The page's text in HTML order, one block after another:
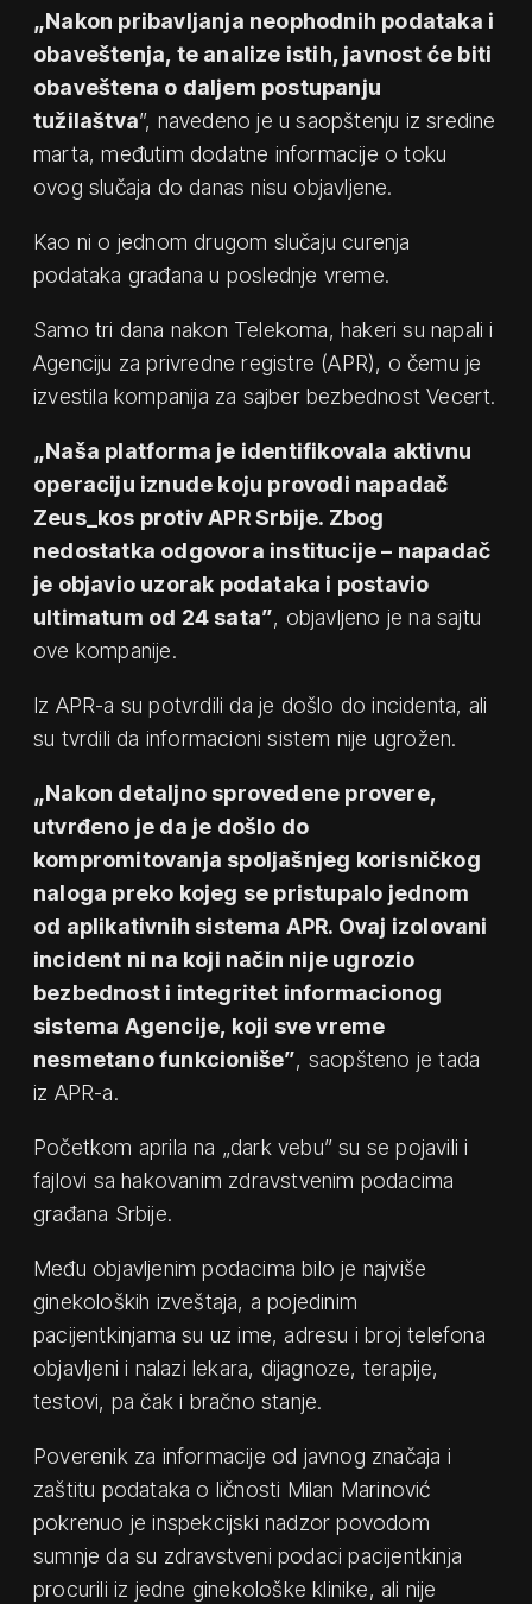
„Nakon pribavljanja neophodnih podataka i
obaveštenja, te analize istih, javnost će biti
obaveštena o daljem postupanju
tužilaštva”, navedeno je u saopštenju iz sredine
marta, međutim dodatne informacije o toku
ovog slučaja do danas nisu objavljene.
Kao ni o jednom drugom slučaju curenja
podataka građana u poslednje vreme.
Samo tri dana nakon Telekoma, hakeri su napali i
Agenciju za privredne registre (APR), o čemu je
izvestila kompanija za sajber bezbednost Vecert.
„Naša platforma je identifikovala aktivnu
operaciju iznude koju provodi napadač
Zeus_kos protiv APR Srbije. Zbog
nedostatka odgovora institucije – napadač
je objavio uzorak podataka i postavio
ultimatum od 24 sata”, objavljeno je na sajtu
ove kompanije.
Iz APR-a su potvrdili da je došlo do incidenta, ali
su tvrdili da informacioni sistem nije ugrožen.
„Nakon detaljno sprovedene provere,
utvrđeno je da je došlo do
kompromitovanja spoljašnjeg korisničkog
naloga preko kojeg se pristupalo jednom
od aplikativnih sistema APR. Ovaj izolovani
incident ni na koji način nije ugrozio
bezbednost i integritet informacionog
sistema Agencije, koji sve vreme
nesmetano funkcioniše”, saopšteno je tada
iz APR-a.
Početkom aprila na „dark vebu” su se pojavili i
fajlovi sa hakovanim zdravstvenim podacima
građana Srbije.
Među objavljenim podacima bilo je najviše
ginekoloških izveštaja, a pojedinim
pacijentkinjama su uz ime, adresu i broj telefona
objavljeni i nalazi lekara, dijagnoze, terapije,
testovi, pa čak i bračno stanje.
Poverenik za informacije od javnog značaja i
zaštitu podataka o ličnosti Milan Marinović
pokrenuo je inspekcijski nadzor povodom
sumnje da su zdravstveni podaci pacijentkinja
procurili iz jedne ginekološke klinike, ali nije